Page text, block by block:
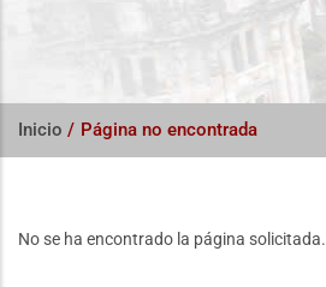
Inicio / Página no encontrada
No se ha encontrado la página solicitada.